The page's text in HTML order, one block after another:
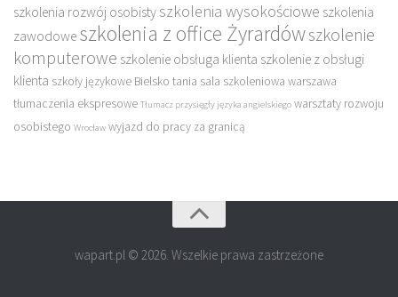
szkolenia rozwój osobisty szkolenia wysokościowe szkolenia
zawodowe szkolenia z office Żyrardówszkolenie
komputerowe szkolenie obsługa klienta szkolenie z obsługi
klienta szkoły językowe Bielsko tania sala szkoleniowa warszawa
tłumaczenia ekspresowe Tłumacz przysięgły języka angielskiego warsztaty rozwoju
osobistego Wrocław wyjazd do pracy za granicą
wapart.pl © 2026. Wszelkie prawa zastrzeżone